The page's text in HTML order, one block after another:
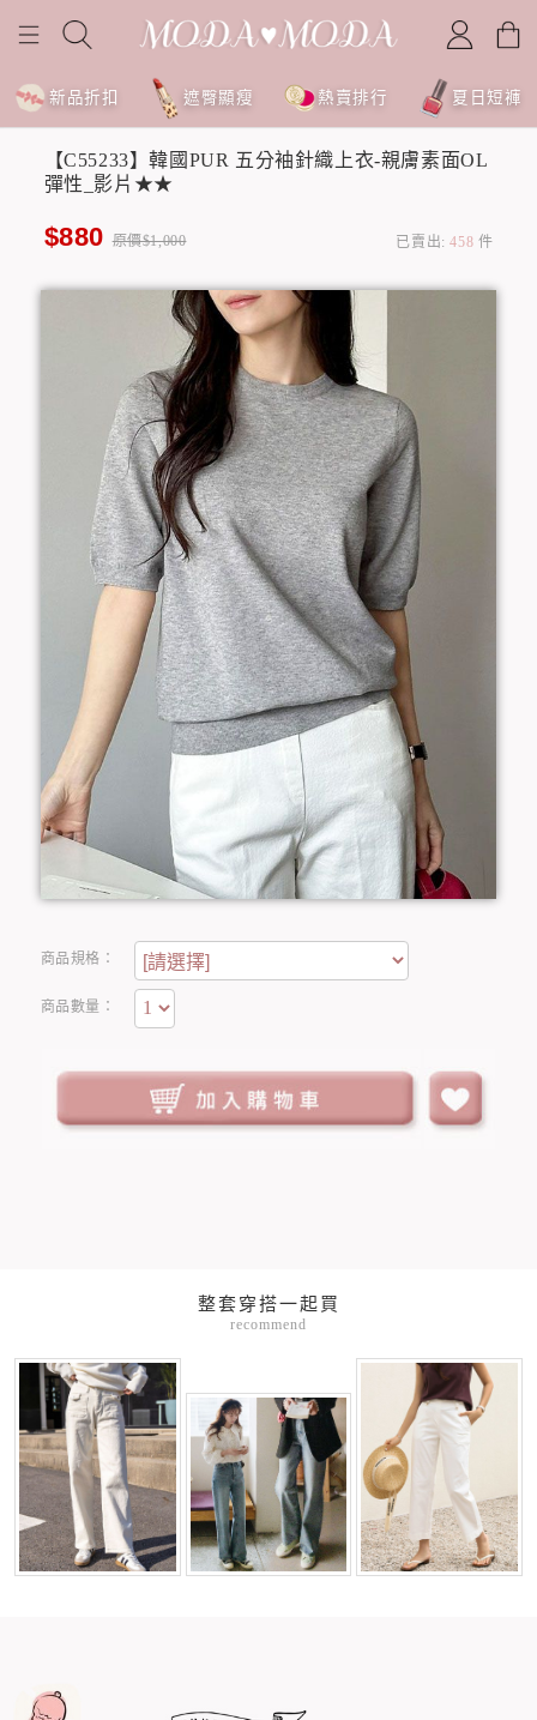
新品折扣 遮臀顯瘦 熱賣排行 夏日短褲
【C55233】韓國PUR 五分袖針織上衣-親膚素面OL
彈性_影片★★
$880 原價$1,000 已賣出:458 件
商品規格：
商品數量：
整套穿搭一起買
recommend